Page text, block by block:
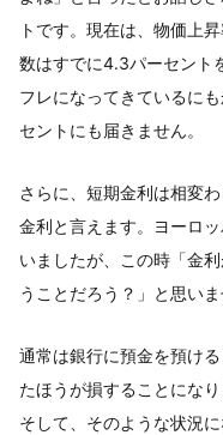
トです。現在は、物価上
数はすでに4.3パーセント
フレになってきているに
セントにも届きません。
さらに、短期金利は相変
金利と言えます。ヨーロ
いましたが、この時「金
うことだろう？」と思い
通常は銀行に預金を預け
たほうが損することにな
そして、そのような状況